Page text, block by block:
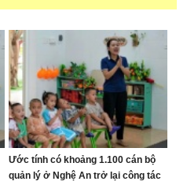
Ước tính có khoảng 1.100 cán bộ
quản lý ở Nghệ An trở lại công tác